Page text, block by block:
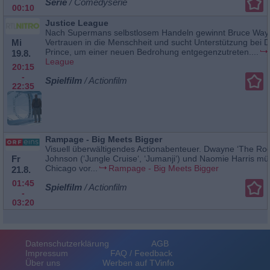
00:10
Mi
19.8.
20:15
-
22:35
Justice League
Nach Supermans selbstlosem Handeln gewinnt Bruce
Vertrauen in die Menschheit und sucht Unterstützung bei
Prince, um einer neuen Bedrohung entgegenzutreten....
League
Spielfilm / Actionfilm
Fr
21.8.
01:45
-
03:20
Rampage - Big Meets Bigger
Visuell überwältigendes Actionabenteuer. Dwayne ‘The
Johnson (‘Jungle Cruise‘, ‘Jumanji‘) und Naomie Harris
Chicago vor...
Rampage - Big Meets Bigger
Spielfilm / Actionfilm
Datenschutzerklärung
AGB
Impressum
FAQ / Feedback
Über uns
Werben auf TVinfo